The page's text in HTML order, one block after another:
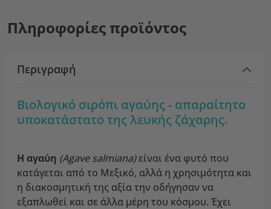
Πληροφορίες προϊόντος
Περιγραφή
Βιολογικό σιρόπι αγαύης - απαραίτητο
υποκατάστατο της λευκής ζάχαρης.
Η αγαύη (Agave salmiana)είναι ένα φυτό που
κατάγεται από το Μεξικό, αλλά η χρησιμότητα και
η διακοσμητική της αξία την οδήγησαν να
εξαπλωθεί και σε άλλα μέρη του κόσμου. Έχει